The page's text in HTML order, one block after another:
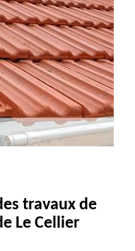
travaux de
Le Cellier